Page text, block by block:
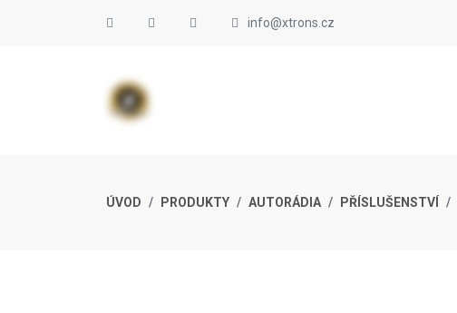
info@xtrons.cz
ÚVOD PRODUKTY AUTORÁDIA PŘÍSLUŠENSTVÍ